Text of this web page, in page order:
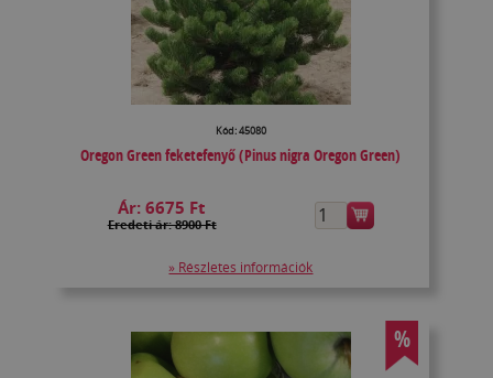
Kód: 45080
Oregon Green feketefenyő (Pinus nigra Oregon Green)
Ár:6675 Ft
Eredeti ár: 8900 Ft
» Részletes információk
%